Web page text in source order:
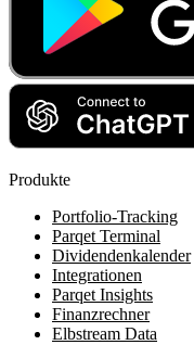
Produkte
Portfolio-Tracking
Parqet Terminal
Dividendenkalender
Integrationen
Parqet Insights
Finanzrechner
Elbstream Data